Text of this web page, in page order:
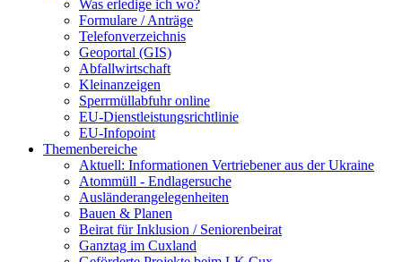
Was erledige ich wo?
Formulare / Anträge
Telefonverzeichnis
Geoportal (GIS)
Abfallwirtschaft
Kleinanzeigen
Sperrmüllabfuhr online
EU-Dienstleistungsrichtlinie
EU-Infopoint
Themenbereiche
Aktuell: Informationen Vertriebener aus der Ukraine
Atommüll - Endlagersuche
Ausländerangelegenheiten
Bauen & Planen
Beirat für Inklusion / Seniorenbeirat
Ganztag im Cuxland